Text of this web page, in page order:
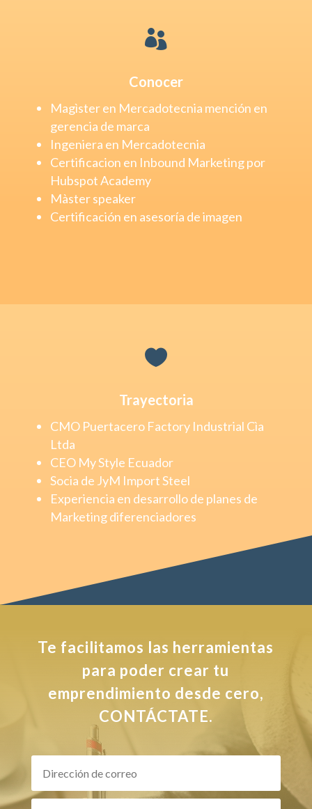

Conocer
Magìster en Mercadotecnia mención en
gerencia de marca
Ingeniera en Mercadotecnia
Certificacion en Inbound Marketing por
Hubspot Academy
Màster speaker
Certificación en asesoría de imagen

Trayectoria
CMO Puertacero Factory Industrial Cìa
Ltda
CEO My Style Ecuador
Socia de JyM Import Steel
Experiencia en desarrollo de planes de
Marketing diferenciadores
Te facilitamos las herramientas
para poder crear tu
emprendimiento desde cero,
CONTÁCTATE.